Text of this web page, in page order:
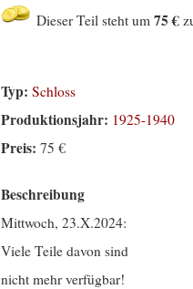
Dieser Teil steht um75 €
Typ:Schloss
Produktionsjahr: 1925-1940
Preis:75 €
Beschreibung
Mittwoch, 23.X.2024:
Viele Teile davon sind
nicht mehr verfügbar!